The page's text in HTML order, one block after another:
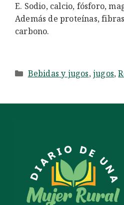
E. Sodio, calcio, fósforo,
Además de proteínas,
carbono.
Categorías
Bebidas y jugos,jugos,